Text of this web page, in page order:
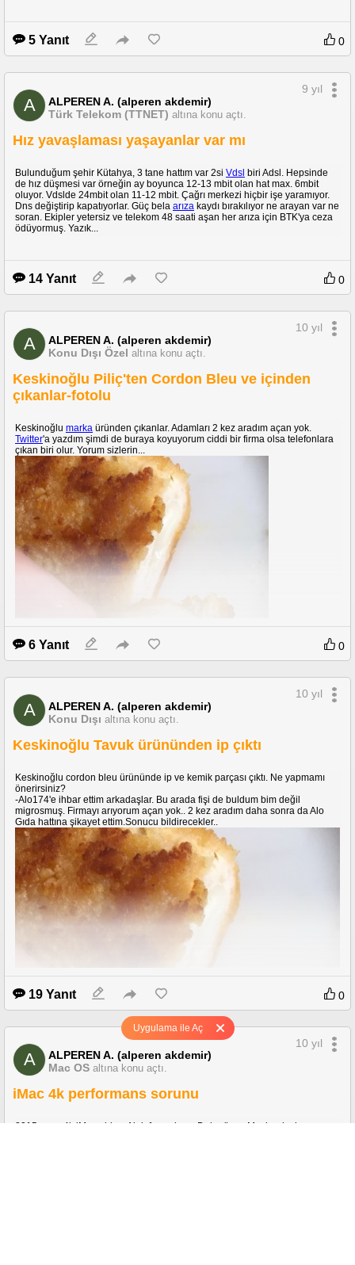
Uygulama ile Aç
5 Yanıt 0
A
ALPEREN A. (alperen akdemir)
Türk Telekom (TTNET) altına konu açtı.
9 yıl
Hız yavaşlaması yaşayanlar var mı
Bulunduğum şehir Kütahya, 3 tane hattım var 2si Vdsl biri Adsl. Hepsinde
de hız düşmesi var örneğin ay boyunca 12-13 mbit olan hat max. 6mbit
oluyor. Vdslde 24mbit olan 11-12 mbit. Çağrı merkezi hiçbir işe yaramıyor.
Dns değiştirip kapatıyorlar. Güç bela arıza kaydı bırakılıyor ne arayan var ne
soran. Ekipler yetersiz ve telekom 48 saati aşan her arıza için BTK'ya ceza
ödüyormuş. Yazık...
14 Yanıt 0
A
ALPEREN A. (alperen akdemir)
Konu Dışı Özel altına konu açtı.
10 yıl
Keskinoğlu Piliç'ten Cordon Bleu ve içinden
çıkanlar-fotolu
Keskinoğlu marka üründen çıkanlar. Adamları 2 kez aradım açan yok.
Twitter'a yazdım şimdi de buraya koyuyorum ciddi bir firma olsa telefonlara
çıkan biri olur. Yorum sizlerin...
6 Yanıt 0
A
ALPEREN A. (alperen akdemir)
Konu Dışı altına konu açtı.
10 yıl
Keskinoğlu Tavuk ürününden ip çıktı
Keskinoğlu cordon bleu ürününde ip ve kemik parçası çıktı. Ne yapmamı
önerirsiniz?
-Alo174'e ihbar ettim arkadaşlar. Bu arada fişi de buldum bim değil
migrosmuş. Firmayı arıyorum açan yok.. 2 kez aradım daha sonra da Alo
Gıda hattına şikayet ettim.Sonucu bildirecekler..
19 Yanıt 0
A
ALPEREN A. (alperen akdemir)
Mac OS altına konu açtı.
10 yıl
iMac 4k performans sorunu
2015 sonu 4k iMac aldım. Alalı 1 ay oluyor.Daha önce Macbook air